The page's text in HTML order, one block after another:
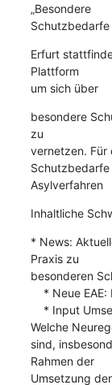
„Besondere
Schutzbedarfe
Erfurt
Plattform
um sich über
besondere
zu
vernetzen. Für
Schutzbedarfe
Asylverfahren
Inhaltliche
* News:
Praxis zu
besonderen
Welche
sind,
Rahmen der
Umsetzung